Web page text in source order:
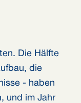
Die Hälfte
die
- haben
und im Jahr